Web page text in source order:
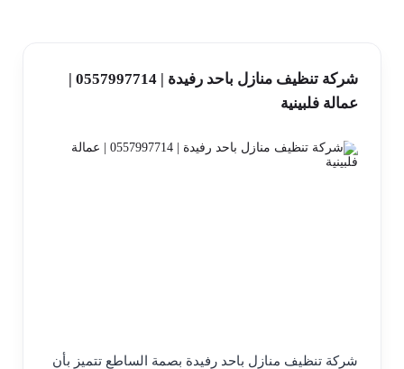
شركة تنظيف منازل باحد رفيدة | 0557997714 |
عمالة فلبينية
شركة تنظيف منازل باحد رفيدة بصمة الساطع تتميز بأن